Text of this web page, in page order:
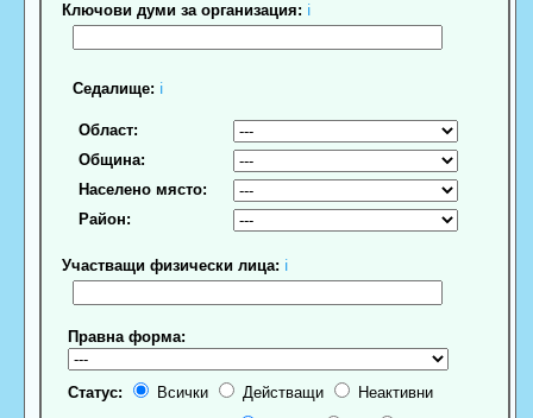
Ключови думи за организация: ℹ
Седалище: ℹ
Област:
Община:
Населено място:
Район:
Участващи физически лица: ℹ
Правна форма:
Статус: Всички Действащи
Неактивни